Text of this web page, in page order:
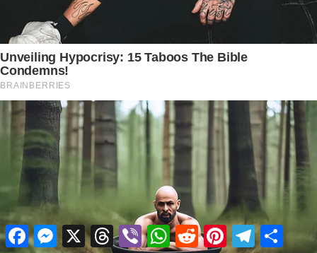
FacebookMessenger
X ThreadsViberWhatsApp
RedditPinterestTelegram